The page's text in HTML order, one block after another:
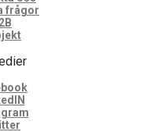
frågor